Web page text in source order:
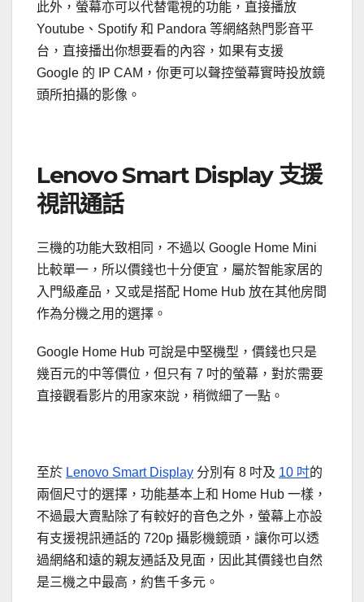
此外，螢幕亦可以代替電視的功能，直接播放
Youtube、Spotify 和 Pandora 等網絡熱門影音平
台，直接播出你想要看的內容，如果有支援
Google 的 IP CAM，你更可以聲控螢幕實時投放鏡
頭所拍攝的影像。
Lenovo Smart Display 支援
視訊通話
三機的功能大致相同，不過以 Google Home Mini
比較單一，所以價錢也十分便宜，屬於智能家居的
入門級產品，又或是搭配 Home Hub 放在其他房間
作為分機之用的選擇。
Google Home Hub 可說是中堅機型，價錢也只是
幾百元的中等價位，但只有 7 吋的螢幕，對於需要
直接觀看影片的用家來說，稍微細了一點。
至於 Lenovo Smart Display 分別有 8 吋及 10 吋的
兩個尺寸的選擇，功能基本上和 Home Hub 一樣，
不過最大賣點除了有較好的音色之外，螢幕上亦設
有支援視訊通話的 720p 攝影機鏡頭，讓你可以透
過網絡和遠的親友通話及見面，因此其價錢也自然
是三機之中最高，約售千多元。